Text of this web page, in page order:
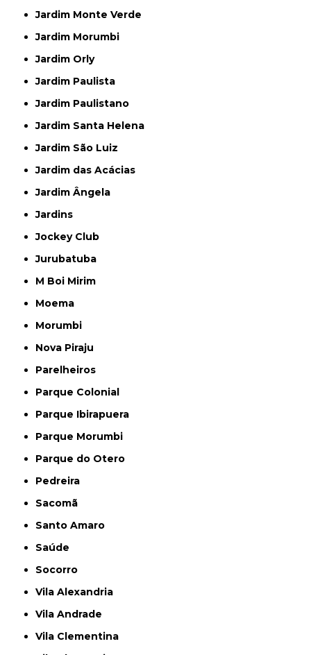
Jardim Monte Verde
Jardim Morumbi
Jardim Orly
Jardim Paulista
Jardim Paulistano
Jardim Santa Helena
Jardim São Luiz
Jardim das Acácias
Jardim Ângela
Jardins
Jockey Club
Jurubatuba
M Boi Mirim
Moema
Morumbi
Nova Piraju
Parelheiros
Parque Colonial
Parque Ibirapuera
Parque Morumbi
Parque do Otero
Pedreira
Sacomã
Santo Amaro
Saúde
Socorro
Vila Alexandria
Vila Andrade
Vila Clementina